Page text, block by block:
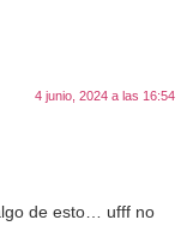
4 junio, 2024 a las 16:54
de esto… ufff no